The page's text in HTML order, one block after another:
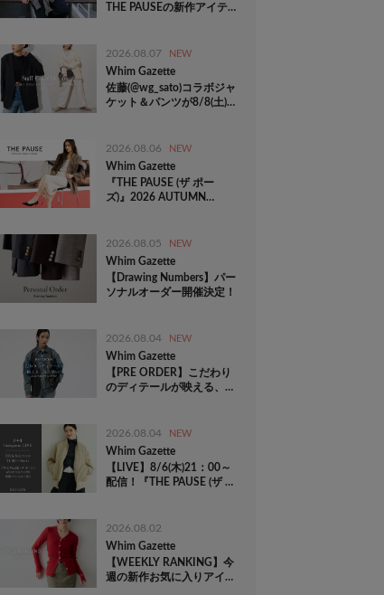
THE PAUSEの新作アイテ
2026.08.07 NEW
Whim Gazette
佐藤(@wg_sato)コラボジャ
ケット＆パンツが8/8(土)よ
2026.08.06 NEW
Whim Gazette
『THE PAUSE (ザ ポー
ズ)』2026 AUTUMN
2026.08.05
NEW
Whim Gazette
【Drawing Numbers】パー
ソナルオーダー開催決定！
2026.08.04 NEW
Whim Gazette
【PRE ORDER】こだわり
のディテールが映える、秋
2026.08.04 NEW
Whim Gazette
【LIVE】8/6(木)21：00～
配信！『THE PAUSE (ザ ポ
2026.08.02
Whim Gazette
【WEEKLY RANKING】今
週の新作お気に入りアイテ